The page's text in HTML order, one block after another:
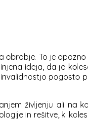
To je
ideja, da je
pogosto
življenju ali na
in rešitve, ki